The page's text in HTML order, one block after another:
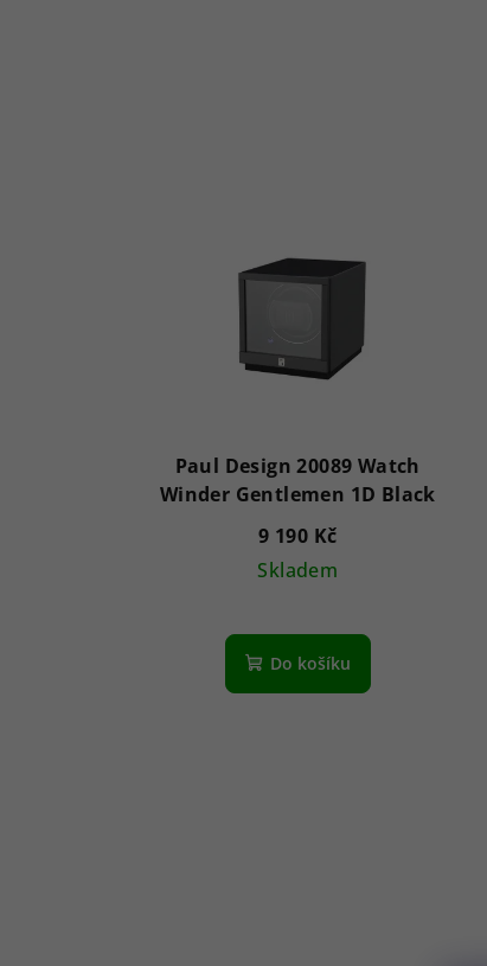
Paul Design 20089 Watch
Winder Gentlemen 1D Black
9 190 Kč
Skladem
Do košíku